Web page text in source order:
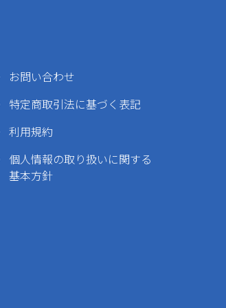
お問い合わせ
特定商取引法に基づく表記
利用規約
個人情報の取り扱いに関する
基本方針